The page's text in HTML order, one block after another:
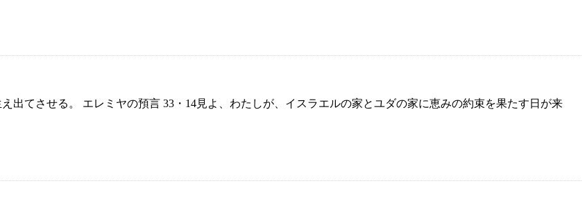
出てさせる。 エレミヤの預言 33・14見よ、わたしが、イスラエルの家とユダの家に恵みの約束を果たす日が来